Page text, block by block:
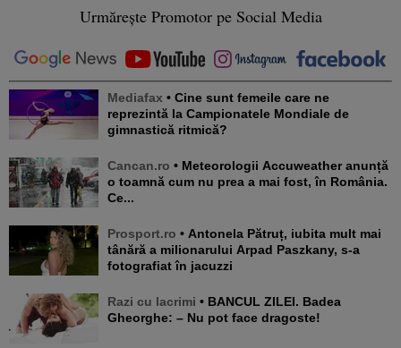
Urmărește Promotor pe Social Media
Mediafax • Cine sunt femeile care ne
reprezintă la Campionatele Mondiale de
gimnastică ritmică?
Cancan.ro • Meteorologii Accuweather anunță
o toamnă cum nu prea a mai fost, în România.
Ce...
Prosport.ro • Antonela Pătruț, iubita mult mai
tânără a milionarului Arpad Paszkany, s-a
fotografiat în jacuzzi
Razi cu lacrimi • BANCUL ZILEI. Badea
Gheorghe: – Nu pot face dragoste!